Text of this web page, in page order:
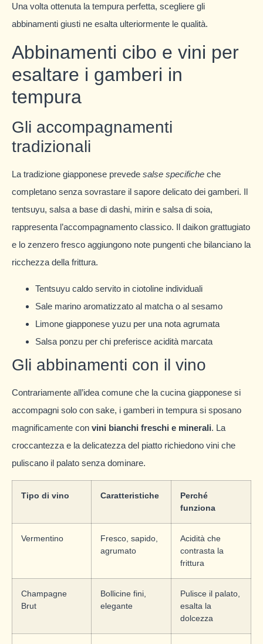
Una volta ottenuta la tempura perfetta, scegliere gli
abbinamenti giusti ne esalta ulteriormente le qualità.
Abbinamenti cibo e vini per
esaltare i gamberi in
tempura
Gli accompagnamenti
tradizionali
La tradizione giapponese prevede salse specifiche che
completano senza sovrastare il sapore delicato dei gamberi. Il
tentsuyu, salsa a base di dashi, mirin e salsa di soia,
rappresenta l’accompagnamento classico. Il daikon grattugiato
e lo zenzero fresco aggiungono note pungenti che bilanciano la
ricchezza della frittura.
Tentsuyu caldo servito in ciotoline individuali
Sale marino aromatizzato al matcha o al sesamo
Limone giapponese yuzu per una nota agrumata
Salsa ponzu per chi preferisce acidità marcata
Gli abbinamenti con il vino
Contrariamente all’idea comune che la cucina giapponese si
accompagni solo con sake, i gamberi in tempura si sposano
magnificamente con vini bianchi freschi e minerali. La
croccantezza e la delicatezza del piatto richiedono vini che
puliscano il palato senza dominare.
Tipo di vino Caratteristiche
Perché
funziona
Vermentino
Fresco, sapido,
agrumato
Acidità che
contrasta la
frittura
Champagne
Brut
Bollicine fini,
elegante
Pulisce il palato,
esalta la
dolcezza